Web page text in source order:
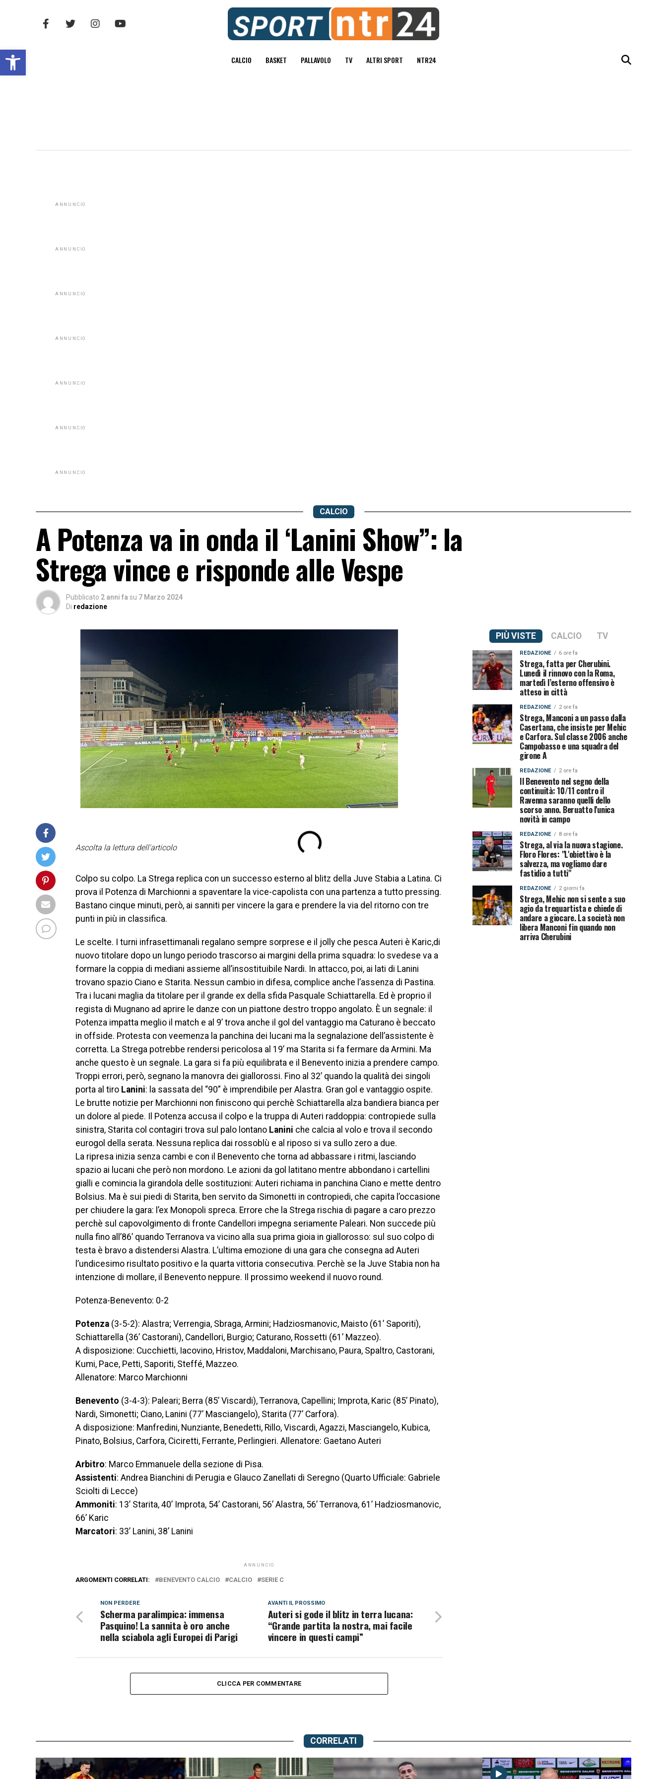
Open toolbar CALCIO BASKET PALLAVOLO TV ALTRI SPORT NTR24
ANNUNCIO
ANNUNCIO
ANNUNCIO
ANNUNCIO
ANNUNCIO
ANNUNCIO
ANNUNCIO
CALCIO
A Potenza va in onda il ‘Lanini Show”: la
Strega vince e risponde alle Vespe
Pubblicato 2 anni fa su 7 Marzo 2024
Di redazione
Ascolta la lettura dell'articolo
Colpo su colpo. La Strega replica con un successo esterno al blitz della Juve Stabia a Latina. Ci
prova il Potenza di Marchionni a spaventare la vice-capolista con una partenza a tutto pressing.
Bastano cinque minuti, però, ai sanniti per vincere la gara e prendere la via del ritorno con tre
punti in più in classifica.
Le scelte. I turni infrasettimanali regalano sempre sorprese e il jolly che pesca Auteri è Karic,di
nuovo titolare dopo un lungo periodo trascorso ai margini della prima squadra: lo svedese va a
formare la coppia di mediani assieme all’insostituibile Nardi. In attacco, poi, ai lati di Lanini
trovano spazio Ciano e Starita. Nessun cambio in difesa, complice anche l’assenza di Pastina.
Tra i lucani maglia da titolare per il grande ex della sfida Pasquale Schiattarella. Ed è proprio il
regista di Mugnano ad aprire le danze con un piattone destro troppo angolato. È un segnale: il
Potenza impatta meglio il match e al 9’ trova anche il gol del vantaggio ma Caturano è beccato
in offside. Protesta con veemenza la panchina dei lucani ma la segnalazione dell’assistente è
corretta. La Strega potrebbe rendersi pericolosa al 19’ ma Starita si fa fermare da Armini. Ma
anche questo è un segnale. La gara si fa più equilibrata e il Benevento inizia a prendere campo.
Troppi errori, però, segnano la manovra dei giallorossi. Fino al 32’ quando la qualità dei singoli
porta al tiro Lanini: la sassata del “90” è imprendibile per Alastra. Gran gol e vantaggio ospite.
Le brutte notizie per Marchionni non finiscono qui perchè Schiattarella alza bandiera bianca per
un dolore al piede. Il Potenza accusa il colpo e la truppa di Auteri raddoppia: contropiede sulla
sinistra, Starita col contagiri trova sul palo lontano Lanini che calcia al volo e trova il secondo
eurogol della serata. Nessuna replica dai rossoblù e al riposo si va sullo zero a due.
La ripresa inizia senza cambi e con il Benevento che torna ad abbassare i ritmi, lasciando
spazio ai lucani che però non mordono. Le azioni da gol latitano mentre abbondano i cartellini
gialli e comincia la girandola delle sostituzioni: Auteri richiama in panchina Ciano e mette dentro
Bolsius. Ma è sui piedi di Starita, ben servito da Simonetti in contropiedi, che capita l’occasione
per chiudere la gara: l’ex Monopoli spreca. Errore che la Strega rischia di pagare a caro prezzo
perchè sul capovolgimento di fronte Candellori impegna seriamente Paleari. Non succede più
nulla fino all’86’ quando Terranova va vicino alla sua prima gioia in giallorosso: sul suo colpo di
testa è bravo a distendersi Alastra. L’ultima emozione di una gara che consegna ad Auteri
l’undicesimo risultato positivo e la quarta vittoria consecutiva. Perchè se la Juve Stabia non ha
intenzione di mollare, il Benevento neppure. Il prossimo weekend il nuovo round.
Potenza-Benevento: 0-2
Potenza (3-5-2): Alastra; Verrengia, Sbraga, Armini; Hadziosmanovic, Maisto (61’ Saporiti),
Schiattarella (36’ Castorani), Candellori, Burgio; Caturano, Rossetti (61’ Mazzeo).
A disposizione: Cucchietti, Iacovino, Hristov, Maddaloni, Marchisano, Paura, Spaltro, Castorani,
Kumi, Pace, Petti, Saporiti, Steffé, Mazzeo.
Allenatore: Marco Marchionni
Benevento (3-4-3): Paleari; Berra (85’ Viscardi), Terranova, Capellini; Improta, Karic (85’ Pinato),
Nardi, Simonetti; Ciano, Lanini (77’ Masciangelo), Starita (77’ Carfora).
A disposizione: Manfredini, Nunziante, Benedetti, Rillo, Viscardi, Agazzi, Masciangelo, Kubica,
Pinato, Bolsius, Carfora, Ciciretti, Ferrante, Perlingieri. Allenatore: Gaetano Auteri
Arbitro: Marco Emmanuele della sezione di Pisa.
Assistenti: Andrea Bianchini di Perugia e Glauco Zanellati di Seregno (Quarto Ufficiale: Gabriele
Sciolti di Lecce)
Ammoniti: 13’ Starita, 40’ Improta, 54’ Castorani, 56’ Alastra, 56’ Terranova, 61’ Hadziosmanovic,
66’ Karic
Marcatori: 33’ Lanini, 38’ Lanini
ANNUNCIO
ARGOMENTI CORRELATI: BENEVENTO CALCIO CALCIO SERIE C
AVANTI IL ​​PROSSIMO
Auteri si gode il blitz in terra lucana:
“Grande partita la nostra, mai facile
vincere in questi campi”
NON PERDERE
Scherma paralimpica: immensa
Pasquino! La sannita è oro anche
nella sciabola agli Europei di Parigi
CLICCA PER COMMENTARE
PIÙ VISTE CALCIO TV
REDAZIONE 6 ore fa
Strega, fatta per Cherubini.
Lunedì il rinnovo con la Roma,
martedì l’esterno offensivo è
atteso in città
REDAZIONE 2 ore fa
Strega, Manconi a un passo dalla
Casertana, che insiste per Mehic
e Carfora. Sul classe 2006 anche
Campobasso e una squadra del
girone A
REDAZIONE 2 ore fa
Il Benevento nel segno della
continuità: 10/11 contro il
Ravenna saranno quelli dello
scorso anno. Beruatto l'unica
novità in campo
REDAZIONE 8 ore fa
Strega, al via la nuova stagione.
Floro Flores: "L'obiettivo è la
salvezza, ma vogliamo dare
fastidio a tutti"
REDAZIONE 2 giorni fa
Strega, Mehic non si sente a suo
agio da trequartista e chiede di
andare a giocare. La società non
libera Manconi fin quando non
arriva Cherubini
CORRELATI